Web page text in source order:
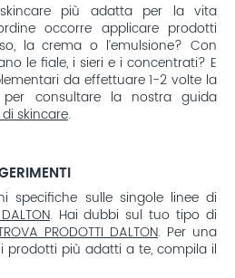
più adatta per la vita
occorre applicare prodotti
la crema o l’emulsione? Con
le fiale, i sieri e i concentrati? E
da effettuare 1-2 volte la
consultare la nostra guida
skincare.
specifiche sulle singole linee di
. Hai dubbi sul tuo tipo di
PRODOTTI DALTON. Per una
prodotti più adatti a te, compila il